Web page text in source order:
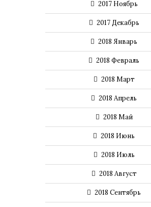
2017 Ноябрь
2017 Декабрь
2018 Январь
2018 Февраль
2018 Март
2018 Апрель
2018 Май
2018 Июнь
2018 Июль
2018 Август
2018 Сентябрь